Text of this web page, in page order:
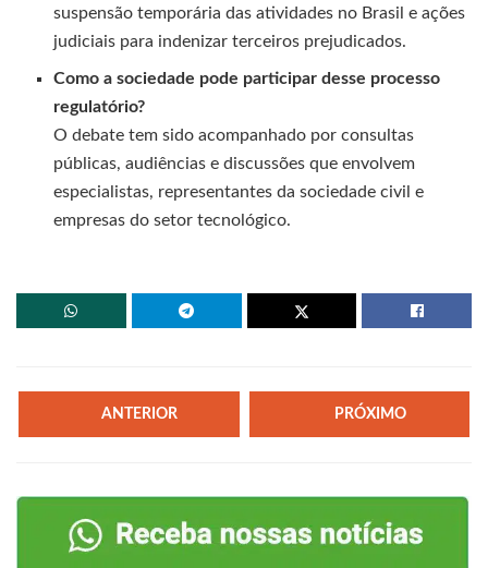
suspensão temporária das atividades no Brasil e ações
judiciais para indenizar terceiros prejudicados.
Como a sociedade pode participar desse processo
regulatório?
O debate tem sido acompanhado por consultas
públicas, audiências e discussões que envolvem
especialistas, representantes da sociedade civil e
empresas do setor tecnológico.
ANTERIOR PRÓXIMO